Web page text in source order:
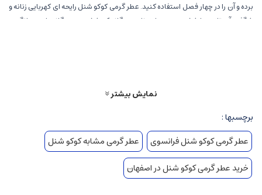
برده و آن را در چهار فصل استفاده کنید. عطر گرمی کوکو شنل رایحه ای کهربایی زنانه و
شگفت آور تازه و با شخصیتی متمایز. نامی دوگانه که شخصیتی دوگانه را برمی انگیزد.
نمایش بیشتر
برچسبها :
عطر گرمی کوکو شنل فرانسوی
عطر گرمی مشابه کوکو شنل
خرید عطر گرمی کوکو شنل در اصفهان